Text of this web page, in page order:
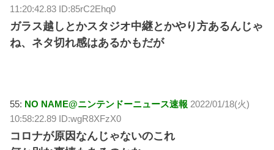
11:20:42.83 ID:85rC2Ehq0
ガラス越しとかスタジオ中継とかやり方あるんじゃ
ね、ネタ切れ感はあるかもだが
55: NO NAME@ニンテンドーニュース速報 2022/01/18(火)
10:58:22.89 ID:wgR8XFzX0
コロナが原因なんじゃないのこれ